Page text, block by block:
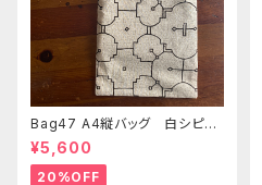
Bag47 A4縦バッグ 白シピボ
模様 シピボ族の泥染め
¥5,600
20%OFF